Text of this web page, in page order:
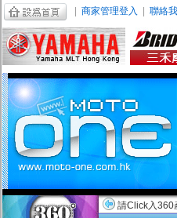
商家管理登入 聯絡
請Click入360